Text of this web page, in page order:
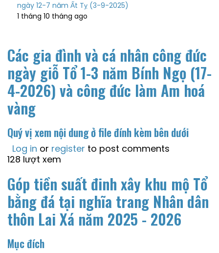
ngày 12-7 năm Ất Tỵ (3-9-2025)
1 tháng 10 tháng ago
Các gia đình và cá nhân công đức
ngày giỗ Tổ 1-3 năm Bính Ngọ (17-
4-2026) và công đức làm Am hoá
vàng
Quý vị xem nội dung ở file đính kèm bên dưới
Log in or register to post comments
128 lượt xem
Góp tiền suất đinh xây khu mộ Tổ
bằng đá tại nghĩa trang Nhân dân
thôn Lai Xá năm 2025 - 2026
Mục đích